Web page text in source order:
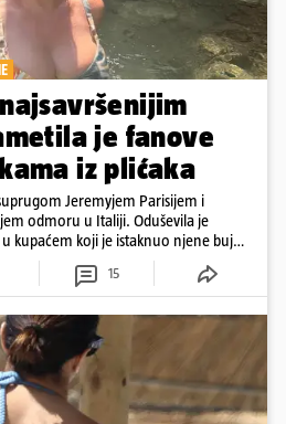
je fanove
iz plićaka
Jeremyjem Parisijem i
odmoru u Italiji. Oduševila je
kupaćem koji je istaknuo njene bujne
15